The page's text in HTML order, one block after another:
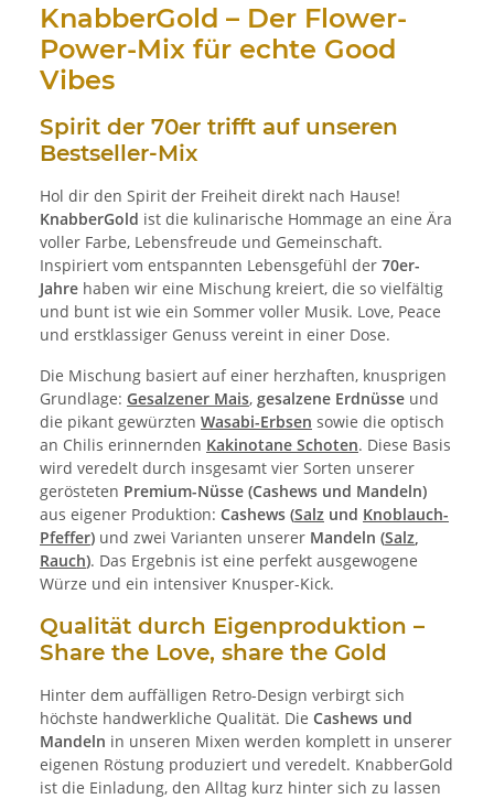
KnabberGold – Der Flower-
Power-Mix für echte Good
Vibes
Spirit der 70er trifft auf unseren
Bestseller-Mix
Hol dir den Spirit der Freiheit direkt nach Hause!
KnabberGold ist die kulinarische Hommage an eine Ära
voller Farbe, Lebensfreude und Gemeinschaft.
Inspiriert vom entspannten Lebensgefühl der 70er-
Jahre haben wir eine Mischung kreiert, die so vielfältig
und bunt ist wie ein Sommer voller Musik. Love, Peace
und erstklassiger Genuss vereint in einer Dose.
Die Mischung basiert auf einer herzhaften, knusprigen
Grundlage: Gesalzener Mais, gesalzene Erdnüsse und
die pikant gewürzten Wasabi-Erbsen sowie die optisch
an Chilis erinnernden Kakinotane Schoten. Diese Basis
wird veredelt durch insgesamt vier Sorten unserer
gerösteten Premium-Nüsse (Cashews und Mandeln)
aus eigener Produktion: Cashews (Salz und Knoblauch-
Pfeffer) und zwei Varianten unserer Mandeln (Salz
Rauch). Das Ergebnis ist eine perfekt ausgewogene
Würze und ein intensiver Knusper-Kick.
Qualität durch Eigenproduktion –
Share the Love, share the Gold
Hinter dem auffälligen Retro-Design verbirgt sich
höchste handwerkliche Qualität. Die Cashews und
Mandeln in unseren Mixen werden komplett in unserer
eigenen Röstung produziert und veredelt. KnabberGold
ist die Einladung, den Alltag kurz hinter sich zu lassen